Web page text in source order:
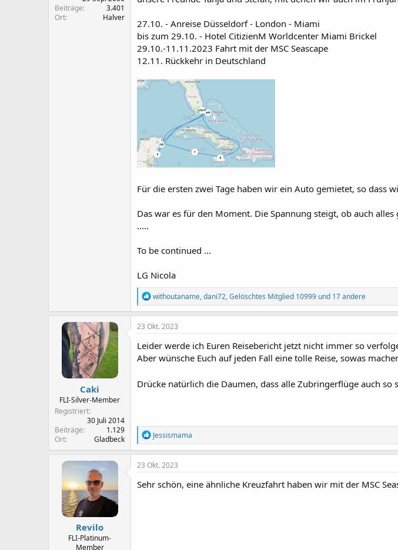
Beiträge
3.401
Ort
Halver
27.10. - Anreise Düsseldorf - London - Miami
bis zum 29.10. - Hotel CitizienM Worldcenter Miami Brickel
29.10.-11.11.2023 Fahrt mit der MSC Seascape
12.11. Rückkehr in Deutschland
Für die ersten zwei Tage haben wir ein Auto gemietet, so dass
Das war es für den Moment. Die Spannung steigt, ob auch
.....
To be continued ...
LG Nicola
R
e
a
k
i
o
n
:
withoutaname,dani72,Gelöschtes Mitglied 10999 und 17 andere
Caki
FLI-Silver-Member
Registriert
30 Juli 2014
Beiträge
1.129
Ort
Gladbeck
23 Okt. 2023
Leider werde ich Euren Reisebericht jetzt nicht immer so
Aber wünsche Euch auf jeden Fall eine tolle Reise, sowas
Drücke natürlich die Daumen, dass alle Zubringerflüge auch so
R
e
a
k
i
o
Jessismama
Revilo
FLI-Platinum-
Member
23 Okt. 2023
Sehr schön, eine ähnliche Kreuzfahrt haben wir mit der MSC